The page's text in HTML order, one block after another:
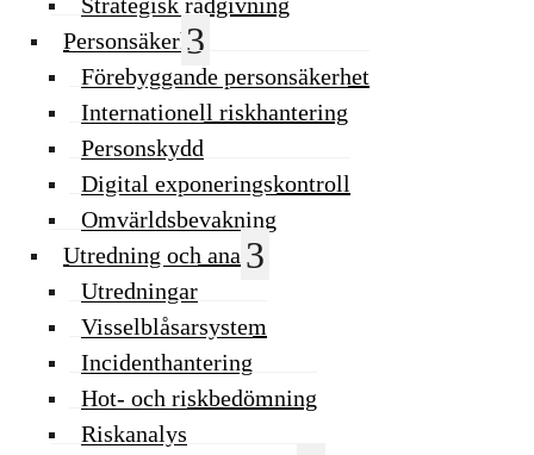
Personsäkerhet
Förebyggande personsäkerhet
Internationell riskhantering
Personskydd
Digital exponeringskontroll
Omvärldsbevakning
Utredning och analys
Utredningar
Visselblåsarsystem
Incidenthantering
Hot- och riskbedömning
Riskanalys